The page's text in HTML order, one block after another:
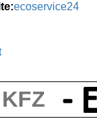
ecoservice24